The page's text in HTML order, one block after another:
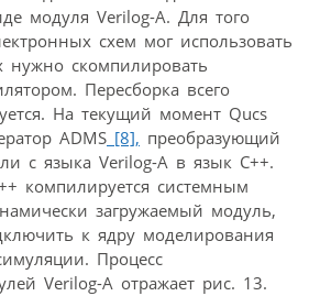
модуля Verilog-A. Для того
схем мог использовать
нужно скомпилировать
Пересборка всего
На текущий момент Qucs
ADMS [8], преобразующий
с языка Verilog-A в язык C++.
компилируется системным
загружаемый модуль,
к ядру моделирования
Процесс
Verilog-A отражает рис. 13.